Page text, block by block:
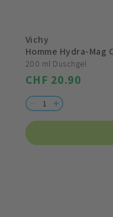
Vichy
Homme Hydra-Mag
200 ml Duschgel
CHF 20.90